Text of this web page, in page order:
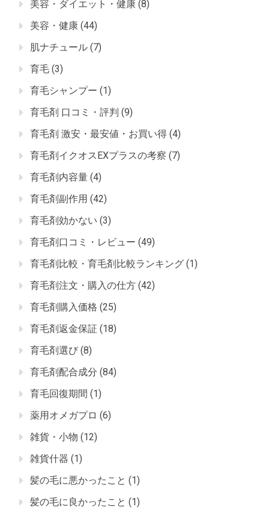
美容・ダイエット・健康 (8)
美容・健康 (44)
肌ナチュール (7)
育毛 (3)
育毛シャンプー (1)
育毛剤 口コミ・評判 (9)
育毛剤 激安・最安値・お買い得 (4)
育毛剤イクオスEXプラスの考察 (7)
育毛剤内容量 (4)
育毛剤副作用 (42)
育毛剤効かない (3)
育毛剤口コミ・レビュー (49)
育毛剤比較・育毛剤比較ランキング (1)
育毛剤注文・購入の仕方 (42)
育毛剤購入価格 (25)
育毛剤返金保証 (18)
育毛剤選び (8)
育毛剤配合成分 (84)
育毛回復期間 (1)
薬用オメガプロ (6)
雑貨・小物 (12)
雑貨什器 (1)
髪の毛に悪かったこと (1)
髪の毛に良かったこと (1)